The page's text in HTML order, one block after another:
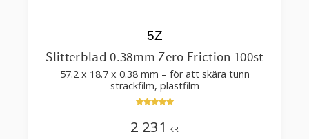
Slitterblad 0.38mm Zero Friction 100st
57.2 x 18.7 x 0.38 mm – för att skära tunn
sträckfilm, plastfilm
5Z
2 231 KR